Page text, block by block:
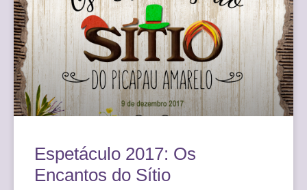
Espetáculo 2017: Os
Encantos do Sítio